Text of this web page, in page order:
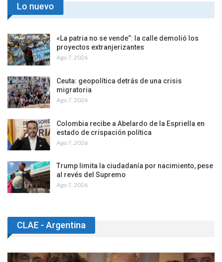
Lo nuevo
«La patria no se vende”: la calle demolió los
proyectos extranjerizantes
Ago 7, 2026
Ceuta: geopolítica detrás de una crisis
migratoria
Ago 7, 2026
Colombia recibe a Abelardo de la Espriella en
estado de crispación política
Ago 7, 2026
Trump limita la ciudadanía por nacimiento, pese
al revés del Supremo
Ago 7, 2026
CLAE - Argentina